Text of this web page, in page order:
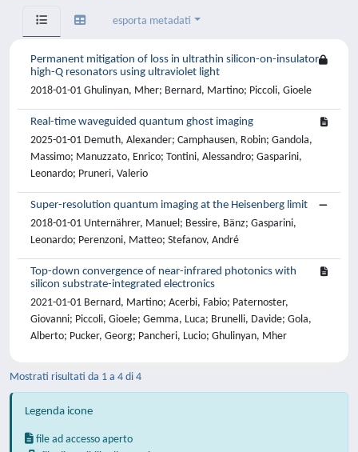
esporta metadati
Permanent mitigation of loss in ultrathin silicon-on-insulator
high-Q resonators using ultraviolet light
2018-01-01 Ghulinyan, Mher; Bernard, Martino; Piccoli, Gioele
Real-time waveguided quantum ghost imaging
2025-01-01 Demuth, Alexander; Camphausen, Robin; Gandola,
Massimo; Manuzzato, Enrico; Tontini, Alessandro; Gasparini,
Leonardo; Pruneri, Valerio
Super-resolution quantum imaging at the Heisenberg limit
2018-01-01 Unternährer, Manuel; Bessire, Bänz; Gasparini,
Leonardo; Perenzoni, Matteo; Stefanov, André
Top-down convergence of near-infrared photonics with
silicon substrate-integrated electronics
2021-01-01 Bernard, Martino; Acerbi, Fabio; Paternoster,
Giovanni; Piccoli, Gioele; Gemma, Luca; Brunelli, Davide; Gola,
Alberto; Pucker, Georg; Pancheri, Lucio; Ghulinyan, Mher
Mostrati risultati da 1 a 4 di 4
Legenda icone
file ad accesso aperto